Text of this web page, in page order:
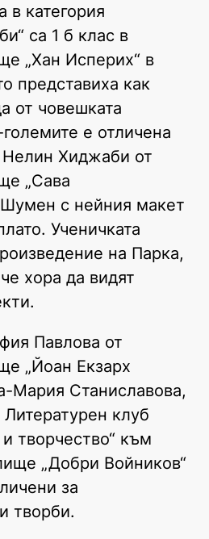
в категория
са 1 б клас в
„Хан Исперих“ в
представиха как
от човешката
е отличена
Нелин Хиджаби от
„Сава
с нейния макет
Ученичката
на Парка,
хора да видят
Павлова от
„Йоан Екзарх
Мария Станиславова,
клуб
творчество“ към
„Добри Войников“
за
творби.